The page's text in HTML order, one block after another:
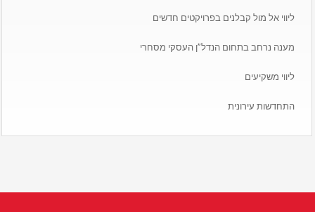
ליווי אל מול קבלנים בפרויקטים חדשים
מענה נרחב בתחום הנדל”ן העסקי מסחרי
ליווי משקיעים
התחדשות עירונית